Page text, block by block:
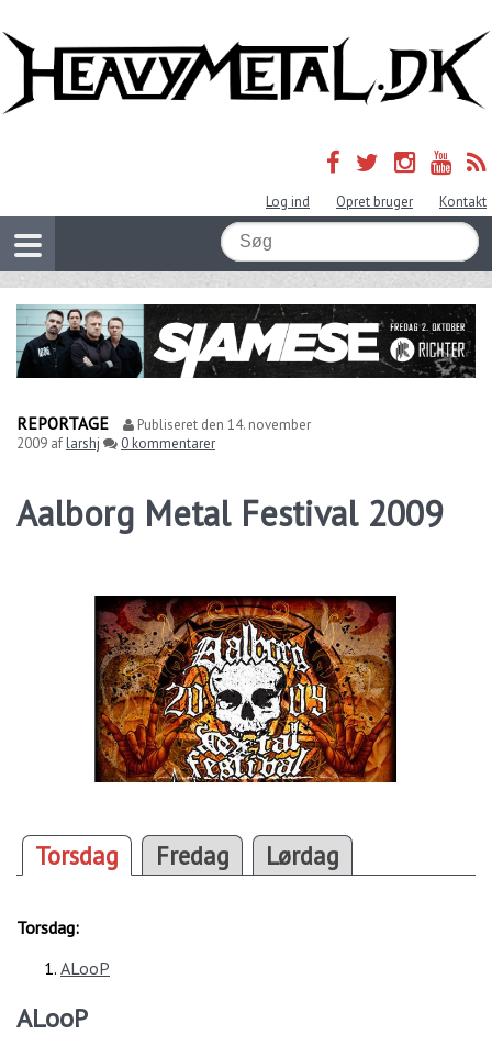
Log ind Opret bruger Kontakt
REPORTAGE Publiseret den 14. november
2009 aflarshj 0 kommentarer
Aalborg Metal Festival 2009
Torsdag Fredag Lørdag
Torsdag:
ALooP
ALooP